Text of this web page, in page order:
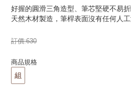
好握的圓滑三角造型、筆芯堅硬不易
天然木材製造，筆桿表面沒有任何人工
訂價:630
商品規格
組